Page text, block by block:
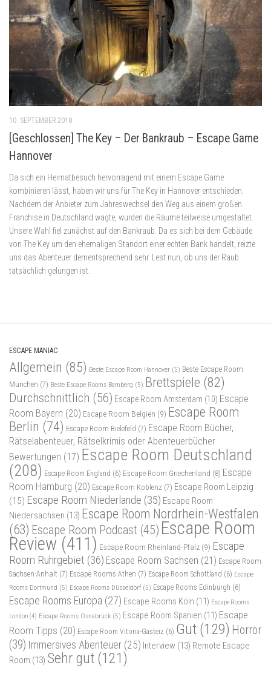
10. SEPTEMBER 2018
[Geschlossen] The Key – Der Bankraub – Escape Game
Hannover
Da sich ein Heimatbesuch hervorragend mit einem Escape Game
kombinieren lässt, haben wir uns für The Key in Hannover entschieden.
Nachdem der Anbieter zum Jahreswechsel den Weg aus einem großen
Franchise in Deutschland wagte, wurden die Räume teilweise umgestaltet.
Unsere Wahl fiel zunächst auf den Bankraub. Da es sich bei dem Gebäude
von The Key um den ehemaligen Standort einer echten Bank handelt, reizte
uns das Abenteuer dementsprechend sehr. Lest nun, ob uns der Raub
tatsächlich gelungen ist.
ESCAPE MANIAC
Allgemein (85) Beste Escape Room Hannover (5) Beste Escape Room
München (7) Beste Escape Rooms Bamberg (5) Brettspiele (82)
Durchschnittlich (56) Escape Room Amsterdam (10) Escape
Room Bayern (20) Escape Room Belgien (9) Escape Room
Berlin (74) Escape Room Bielefeld (7) Escape Room Bücher,
Rätselabenteuer, Rätselkrimis oder Abenteuerbücher
Bewertungen (17) Escape Room Deutschland
(208) Escape Room England (6) Escape Room Griechenland (8) Escape
Room Hamburg (20) Escape Room Koblenz (7) Escape Room Leipzig
(15) Escape Room Niederlande (35) Escape Room
Niedersachsen (13) Escape Room Nordrhein-Westfalen
(63) Escape Room Podcast (45) Escape Room
Review (411) Escape Room Rheinland-Pfalz (9) Escape
Room Ruhrgebiet (36) Escape Room Sachsen (21) Escape Room
Sachsen-Anhalt (7) Escape Rooms Athen (7) Escape Room Schottland (6) Escape
Rooms Dortmund (5) Escape Rooms Düsseldorf (5) Escape Rooms Edinburgh (6)
Escape Rooms Europa (27) Escape Rooms Köln (11) Escape Rooms
London (4) Escape Rooms Osnabrück (5) Escape Room Spanien (11) Escape
Room Tipps (20) Escape Room Vitoria-Gasteiz (6) Gut (129) Horror
(39) Immersives Abenteuer (25) Interview (13) Remote Escape
Room (13) Sehr gut (121)